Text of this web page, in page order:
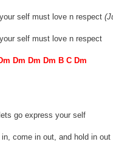
self must love n respect
self must love n respect
Dm Dm Dm B C Dm
go express your self
in, come in out, and hold in out